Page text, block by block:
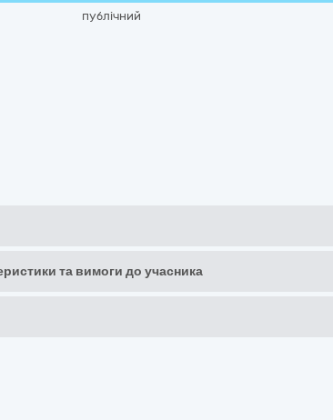
публічний
та вимоги до учасника